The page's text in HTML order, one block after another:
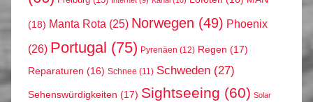
(18) Manta Rota (25) Norwegen (49) Phoenix
(26) Portugal (75) Pyrenäen (12) Regen (17)
Reparaturen (16) Schnee (11) Schweden (27)
Sehenswürdigkeiten (17) Sightseeing (60) Solar